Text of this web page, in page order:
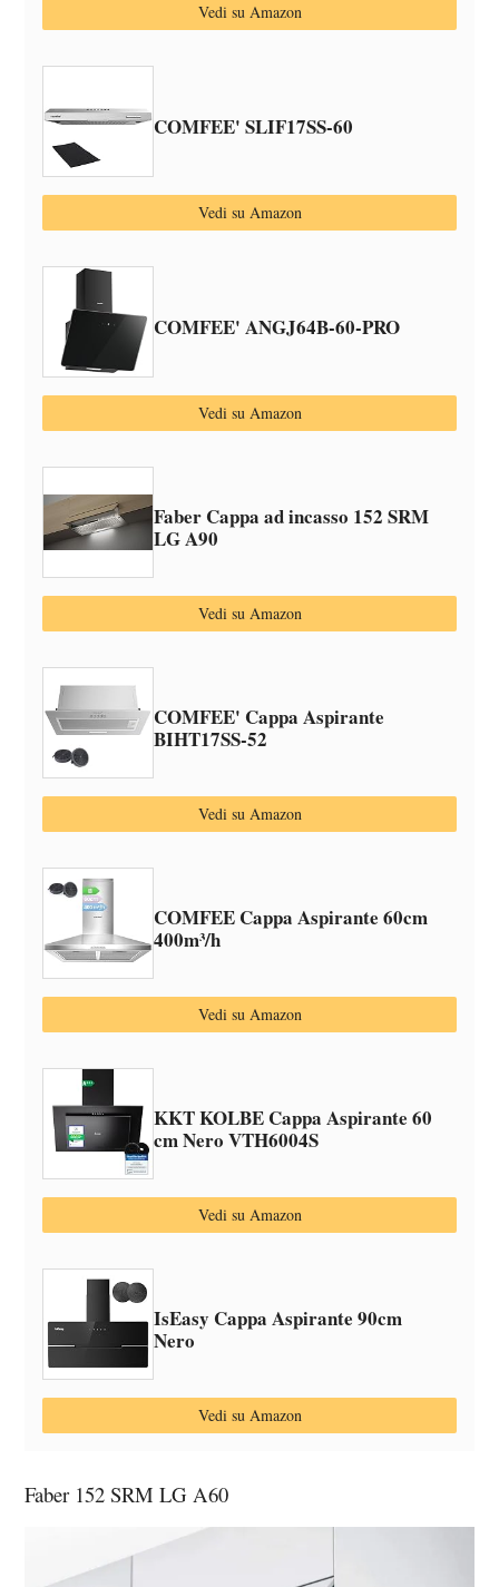
Vedi su Amazon
COMFEE' SLIF17SS-60
Vedi su Amazon
COMFEE' ANGJ64B-60-PRO
Vedi su Amazon
Faber Cappa ad incasso 152 SRM
LG A90
Vedi su Amazon
COMFEE' Cappa Aspirante
BIHT17SS-52
Vedi su Amazon
COMFEE Cappa Aspirante 60cm
400m³/h
Vedi su Amazon
KKT KOLBE Cappa Aspirante 60
cm Nero VTH6004S
Vedi su Amazon
IsEasy Cappa Aspirante 90cm
Nero
Vedi su Amazon
Faber 152 SRM LG A60